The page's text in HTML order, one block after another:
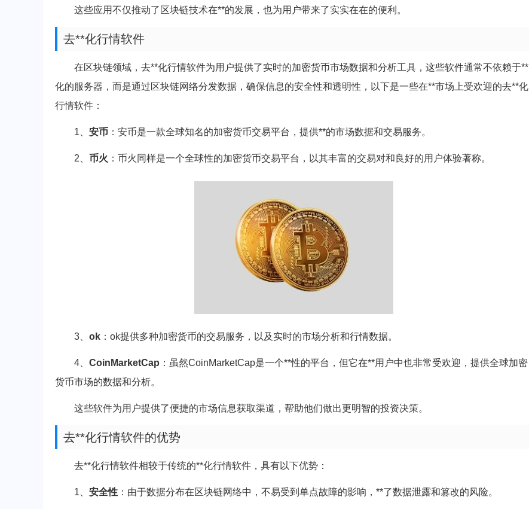
这些应用不仅推动了区块链技术在**的发展，也为用户带来了实实在在的便利。
去**化行情软件
在区块链领域，去**化行情软件为用户提供了实时的加密货币市场数据和分析工具，这些软件通常不依赖于**
化的服务器，而是通过区块链网络分发数据，确保信息的安全性和透明性，以下是一些在**市场上受欢迎的去**化
行情软件：
1、 安币 ：安币是一款全球知名的加密货币交易平台，提供**的市场数据和交易服务。
2、 币火 ：币火同样是一个全球性的加密货币交易平台，以其丰富的交易对和良好的用户体验著称。
3、 ok ：ok提供多种加密货币的交易服务，以及实时的市场分析和行情数据。
4、 CoinMarketCap ：虽然CoinMarketCap是一个**性的平台，但它在**用户中也非常受欢迎，提供全球加密
货币市场的数据和分析。
这些软件为用户提供了便捷的市场信息获取渠道，帮助他们做出更明智的投资决策。
去**化行情软件的优势
去**化行情软件相较于传统的**化行情软件，具有以下优势：
1、 安全性 ：由于数据分布在区块链网络中，不易受到单点故障的影响，**了数据泄露和篡改的风险。